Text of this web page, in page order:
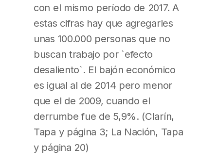
con el mismo período de 2017. A
estas cifras hay que agregarles
unas 100.000 personas que no
buscan trabajo por `efecto
desaliento`. El bajón económico
es igual al de 2014 pero menor
que el de 2009, cuando el
derrumbe fue de 5,9%. (Clarín,
Tapa y página 3; La Nación, Tapa
y página 20)